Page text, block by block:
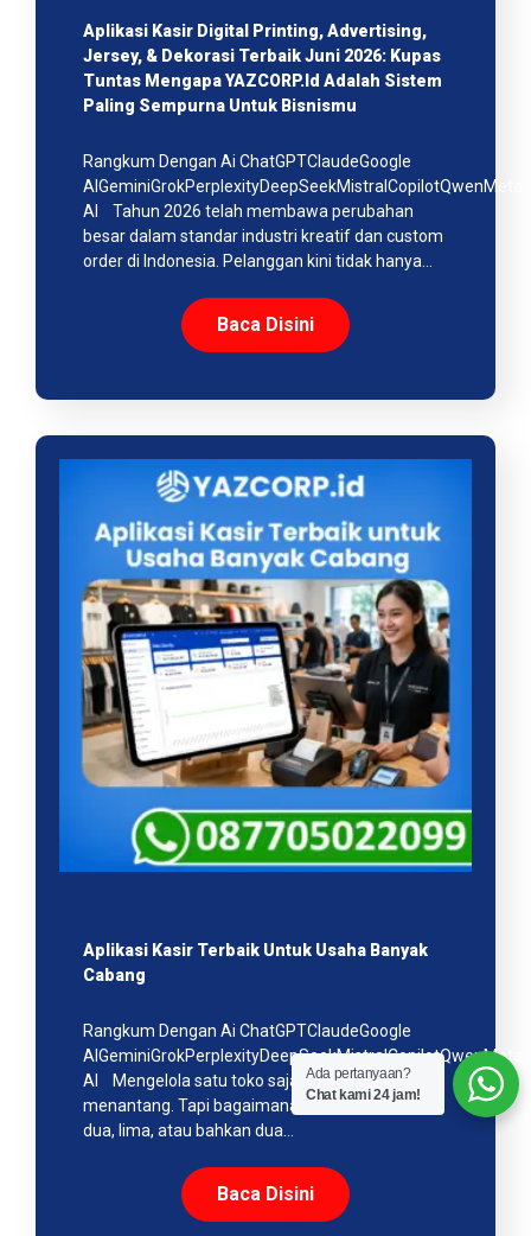
Aplikasi Kasir Digital Printing, Advertising,
Jersey, & Dekorasi Terbaik Juni 2026: Kupas
Tuntas Mengapa YAZCORP.id Adalah Sistem
Paling Sempurna Untuk Bisnismu
Rangkum Dengan Ai ChatGPTClaudeGoogle
AIGeminiGrokPerplexityDeepSeekMistralCopilotQwenMeta
AI Tahun 2026 telah membawa perubahan
besar dalam standar industri kreatif dan custom
order di Indonesia. Pelanggan kini tidak hanya…
Baca Disini
Aplikasi Kasir Terbaik Untuk Usaha Banyak
Cabang
Rangkum Dengan Ai ChatGPTClaudeGoogle
AIGeminiGrokPerplexityDeepSeekMistralCopilotQwenMeta
AI Mengelola satu toko saja sudah cukup
menantang. Tapi bagaimana kalau kamu punya
dua, lima, atau bahkan dua…
Baca Disini
Ada pertanyaan?
Chat kami 24 jam!